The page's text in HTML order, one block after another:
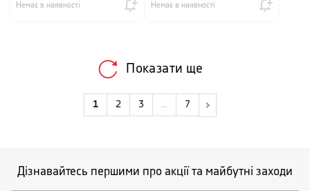
Немає в наявності Немає в наявності
Показати ще
1 2 3 ... 7
Дізнавайтесь першими про акції та майбутні заходи